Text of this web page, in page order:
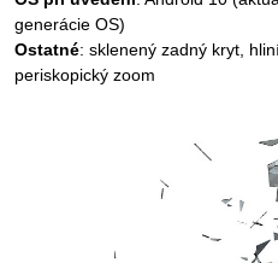
generácie OS)
Ostatné: sklenený zadný kryt,
periskopický zoom